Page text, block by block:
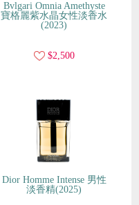
Bvlgari Omnia Amethyste
寶格麗紫水晶女性淡香水
(2023)
$2,500
Dior Homme Intense 男性
淡香精(2025)